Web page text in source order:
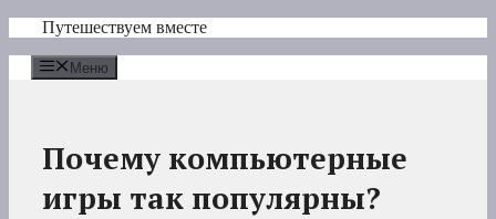
Перейти
содержимому
Путешествуем вместе
Меню
Почему компьютерные
игры так популярны?